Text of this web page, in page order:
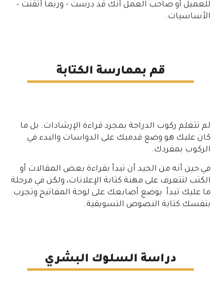
للعميل أو صاحب العمل أنك قد درست - وربما أتقنت -
الأساسيات.
قم بممارسة الكتابة
لم تتعلم ركوب الدراجة بمجرد قراءة الإرشادات. بل ما
كان عليك هو وضع قدميك على الدواسات والبدء في
الركوب بمفردك.
في حين أنه من الجيد أن تبدأ بقراءة بعض المقالات أو
الكتب لتتعرف على مهنة كتابة الإعلانات، ولكن في مرحلة
ما عليك تبدأ بوضع أصابعك على لوحة المفاتيح وتجرب
بنفسك كتابة النصوص التسويقية.
دراسة السلوك البشري